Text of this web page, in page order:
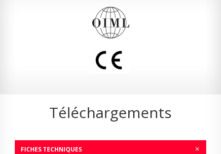
Téléchargements
FICHES TECHNIQUES